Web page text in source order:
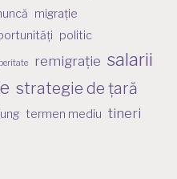
migrație
politic
remigrație salarii
strategie de țară
termen mediu tineri